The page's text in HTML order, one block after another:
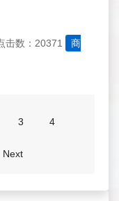
击数：20371
商
3 4
Next